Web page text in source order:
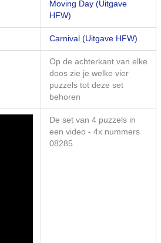
Moving Day (Uitgave
HFW)
Carnival (Uitgave HFW)
Op de achterkant van elke
doos zie je welke vier
puzzels tot deze set
behoren
De set van 4 puzzels in
een video - 4x nummers
08285